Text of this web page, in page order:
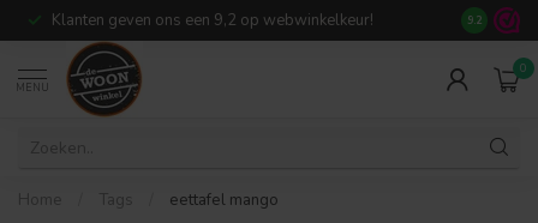
Klanten geven ons een 9,2 op webwinkelkeur! Meer dan
9.2
MENU
0
Home Tags eettafel mango